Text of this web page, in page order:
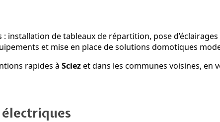
installation de tableaux de répartition, pose
et mise en place de solutions domotiques
rapides à Sciezet dans les communes voisines, en